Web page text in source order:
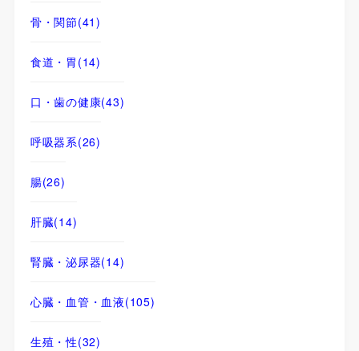
骨・関節(41)
食道・胃 (14)
口・歯の健康(43)
呼吸器系(26)
腸(26)
肝臓(14)
腎臓・泌尿器(14)
心臓・血管・血液(105)
生殖・性(32)